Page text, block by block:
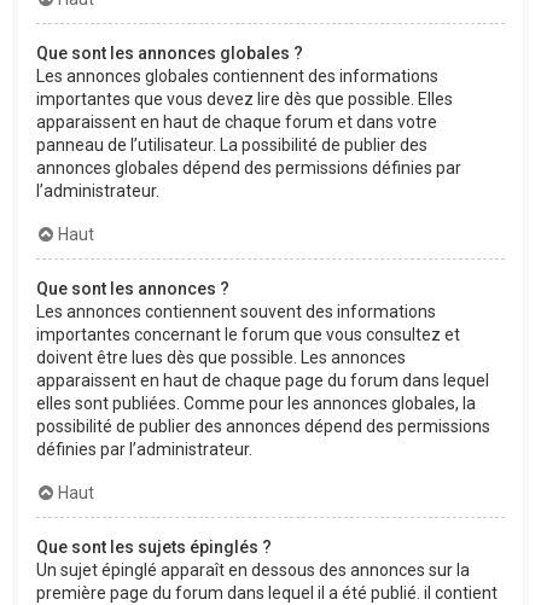
Que sont les annonces globales ?
Les annonces globales contiennent des informations
importantes que vous devez lire dès que possible. Elles
apparaissent en haut de chaque forum et dans votre
panneau de l’utilisateur. La possibilité de publier des
annonces globales dépend des permissions définies par
l’administrateur.
Haut
Que sont les annonces ?
Les annonces contiennent souvent des informations
importantes concernant le forum que vous consultez et
doivent être lues dès que possible. Les annonces
apparaissent en haut de chaque page du forum dans lequel
elles sont publiées. Comme pour les annonces globales, la
possibilité de publier des annonces dépend des permissions
définies par l’administrateur.
Haut
Que sont les sujets épinglés ?
Un sujet épinglé apparaît en dessous des annonces sur la
première page du forum dans lequel il a été publié. il contient